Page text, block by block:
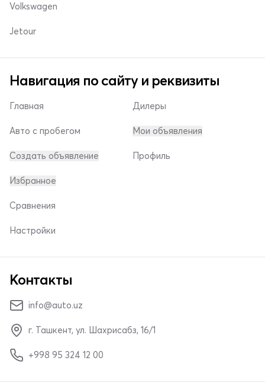
Volkswagen
Jetour
Навигация по сайту и реквизиты
Главная
Авто с пробегом
Создать объявление
Дилеры
Мои объявления
Профиль
Избранное
Сравнения
Настройки
Контакты
info@auto.uz
г. Ташкент, ул. Шахрисабз, 16/1
+998 95 324 12 00